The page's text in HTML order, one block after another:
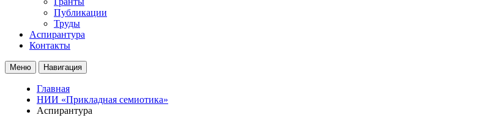
Публикации
Труды
Аспирантура
Контакты
Меню Навигация
Главная
НИИ «Прикладная семиотика»
Аспирантура